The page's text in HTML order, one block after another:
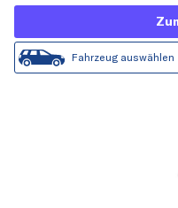
Fahrzeug auswählen